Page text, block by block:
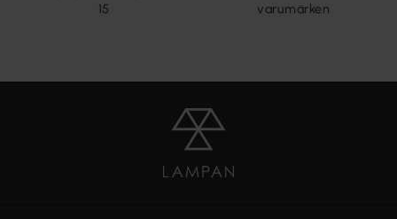
15
varumärken